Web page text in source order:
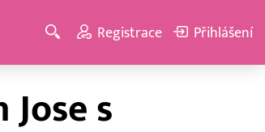
Registrace Přihlášení
s